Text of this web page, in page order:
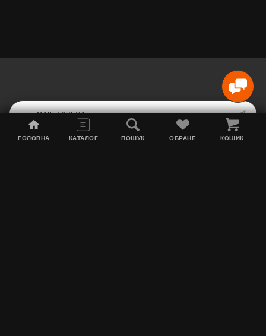
ГОЛОВНА КАТАЛОГ ПОШУК ОБРАНЕ КОШИК